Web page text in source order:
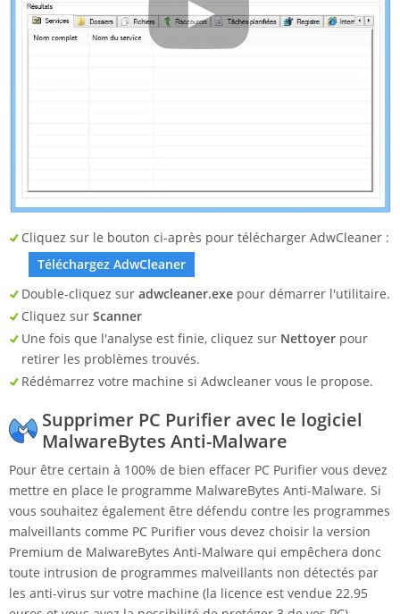
Cliquez sur le bouton ci-après pour télécharger AdwCleaner :
Téléchargez AdwCleaner
Double-cliquez sur adwcleaner.exe pour démarrer l'utilitaire.
Cliquez sur Scanner
Une fois que l'analyse est finie, cliquez sur Nettoyer pour
retirer les problèmes trouvés.
Rédémarrez votre machine si Adwcleaner vous le propose.
Supprimer PC Purifier avec le logiciel
MalwareBytes Anti-Malware
Pour être certain à 100% de bien effacer PC Purifier vous devez
mettre en place le programme MalwareBytes Anti-Malware. Si
vous souhaitez également être défendu contre les programmes
malveillants comme PC Purifier vous devez choisir la version
Premium de MalwareBytes Anti-Malware qui empêchera donc
toute intrusion de programmes malveillants non détectés par
les anti-virus sur votre machine (la licence est vendue 22.95